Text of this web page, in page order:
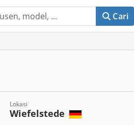
Cari
Lokasi
Wiefelstede